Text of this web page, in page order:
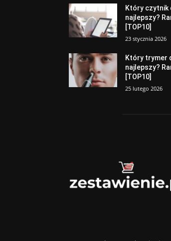
Który czytnik
najlepszy?
[TOP10]
23 stycznia 2026
Który trymer
najlepszy?
[TOP10]
25 lutego 2026